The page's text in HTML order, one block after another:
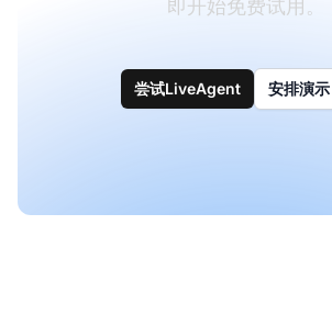
即开始免费试用。
尝试LiveAgent 安排演示